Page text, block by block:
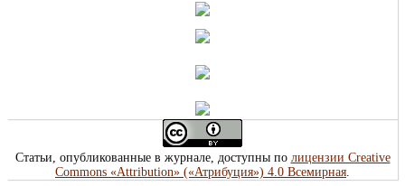
Статьи, опубликованные в журнале, доступны по лицензии Creative
Commons «Attribution» («Атрибуция») 4.0 Всемирная